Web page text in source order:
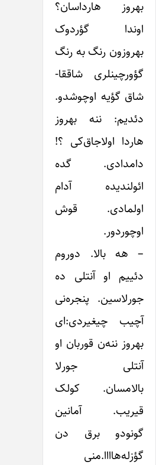
بهروز هارداسان؟
اوندا گؤردوک
بهروزون رنگ به رنگ
گؤورچینلری شاققا-
شاق گؤیه اوچوشدو.
دئدیم: ننه بهروز
هاردا اولاجاق‌کی ؟!
دامدادی. گده
ائولندیده آدام
اولمادی. قوش
اوچوردور.
– هه بالا. دوروم
دئییم او آنتلی ده
جورلاسین. پنجره‌نی
آچیب چیغیردی:‌ای
بهروز ننه‌ن قوربان او
آنتلی جورلا
بالامسان. ‌کولک
قیریب. آمانین
گونودو برق دن
گؤزله‌هاااا.‌منی